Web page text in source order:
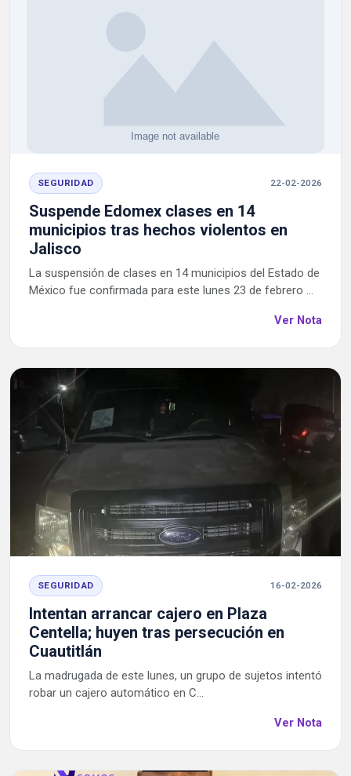
SEGURIDAD 22-02-2026
Suspende Edomex clases en 14
municipios tras hechos violentos en
Jalisco
La suspensión de clases en 14 municipios del Estado de
México fue confirmada para este lunes 23 de febrero ...
Ver Nota
SEGURIDAD 16-02-2026
Intentan arrancar cajero en Plaza
Centella; huyen tras persecución en
Cuautitlán
La madrugada de este lunes, un grupo de sujetos intentó
robar un cajero automático en C...
Ver Nota